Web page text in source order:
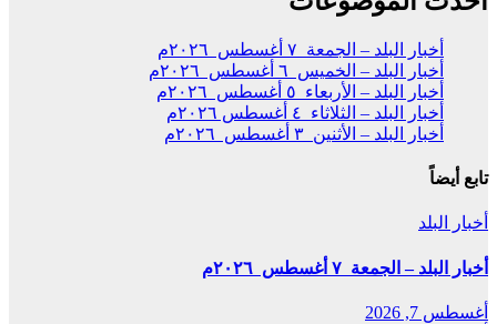
أخبار البلد – الجمعة ٧ أغسطس ٢٠٢٦م
أخبار البلد – الخميس ٦ أغسطس ٢٠٢٦م
أخبار البلد – الأربعاء ٥ أغسطس ٢٠٢٦م
أخبار البلد – الثلاثاء ٤ أغسطس ٢٠٢٦م
أخبار البلد – الأثنين ٣ أغسطس ٢٠٢٦م
تابع أيضاً
أخبار البلد
أخبار البلد – الجمعة ٧ أغسطس ٢٠٢٦م
أغسطس 7, 2026